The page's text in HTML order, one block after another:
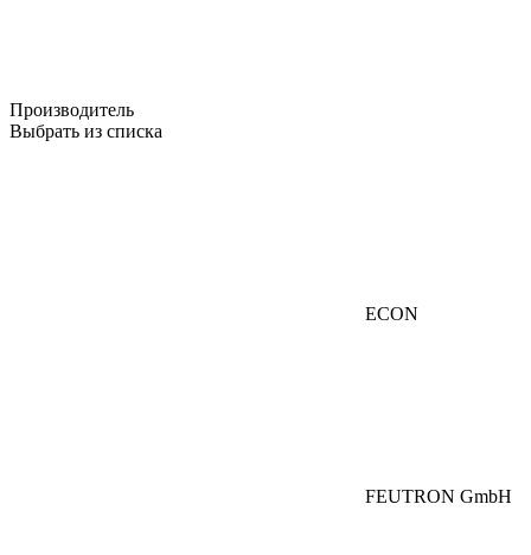
Производитель
Выбрать из списка
ECON
FEUTRON GmbH